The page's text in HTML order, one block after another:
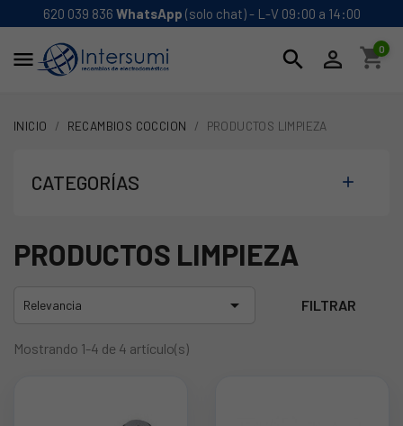
620 039 836 WhatsApp (solo chat) - L-V 09:00 a 14:00
 search  shopping_cart
0
INICIO RECAMBIOS COCCION PRODUCTOS LIMPIEZA
CATEGORÍAS 
PRODUCTOS LIMPIEZA
Relevancia  FILTRAR
Mostrando 1-4 de 4 artículo(s)